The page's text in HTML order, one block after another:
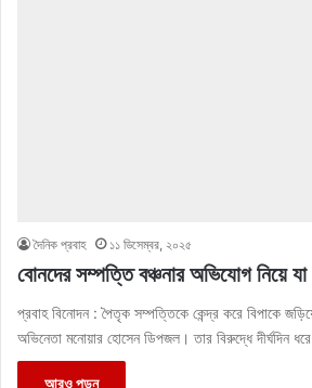
দৈনিক প্রবাহ ১১ ডিসেম্বর, ২০২৫
বোনদের সম্পত্তি বঞ্চনার অভিযোগ নিয়ে
প্রবাহ বিনোদন : পৈতৃক সম্পত্তিকে কেন্দ্র করে বিপাকে
অভিনেতা মনোয়ার হোসেন ডিপজল। তার বিরুদ্ধে দীর্ঘদিন
আরও পড়ুন